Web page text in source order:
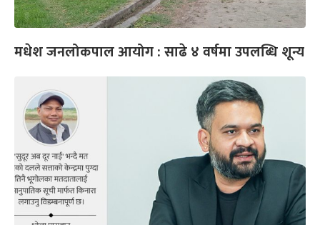
मधेश जनलोकपाल आयोग : साढे ४ वर्षमा उपलब्धि शून्य